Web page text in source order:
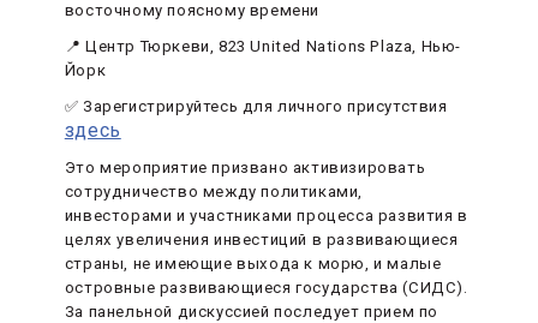
восточному поясному времени
📍 Центр Тюркеви, 823 United Nations Plaza, Нью-
Йорк
✅ Зарегистрируйтесь для личного присутствия
здесь
Это мероприятие призвано активизировать
сотрудничество между политиками,
инвесторами и участниками процесса развития в
целях увеличения инвестиций в развивающиеся
страны, не имеющие выхода к морю, и малые
островные развивающиеся государства (СИДС).
За панельной дискуссией последует прием по